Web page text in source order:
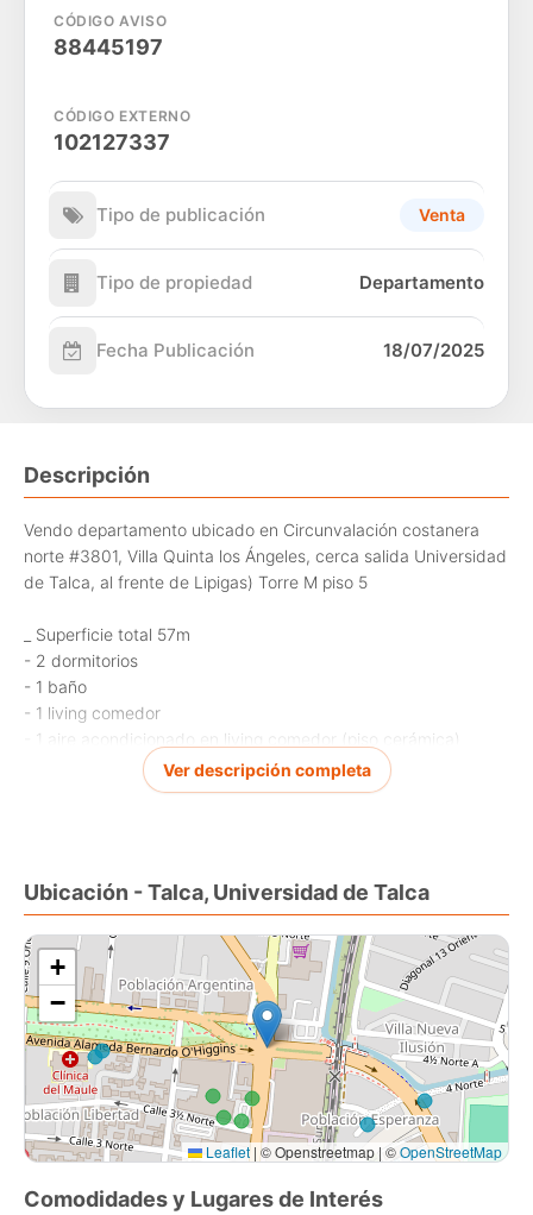
CÓDIGO AVISO
88445197
CÓDIGO EXTERNO
102127337
Tipo de publicación Venta
Tipo de propiedad Departamento
Fecha Publicación 18/07/2025
Descripción
Vendo departamento ubicado en Circunvalación costanera
norte #3801, Villa Quinta los Ángeles, cerca salida Universidad
de Talca, al frente de Lipigas) Torre M piso 5
_ Superficie total 57m
- 2 dormitorios
- 1 baño
- 1 living comedor
- 1 aire acondicionado en living comedor (piso cerámica)
- Cocina amoblada americana (piso cerámica)
Ver descripción completa
Ubicación - Talca, Universidad de Talca
+
−
Leaflet | © Openstreetmap | ©OpenStreetMap
Comodidades y Lugares de Interés